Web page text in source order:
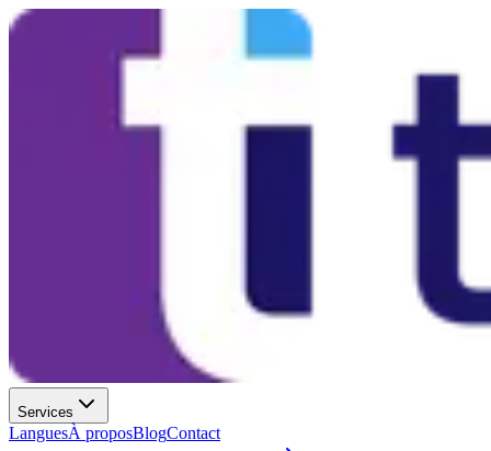
Services
LanguesÀ proposBlogContact